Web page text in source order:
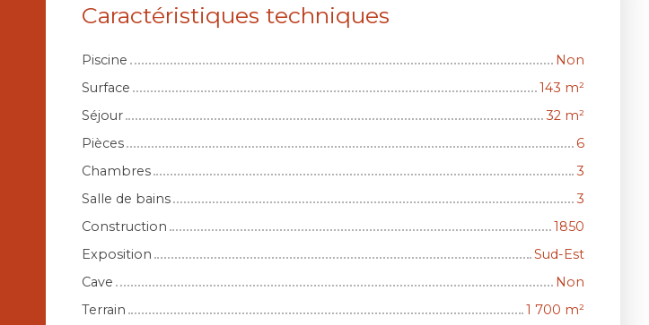
Caractéristiques techniques
Piscine
Non
Surface
143 m²
Séjour
32 m²
Pièces
6
Chambres
3
Salle de bains
3
Construction
1850
Exposition
Sud-Est
Cave
Non
Terrain
1 700 m²